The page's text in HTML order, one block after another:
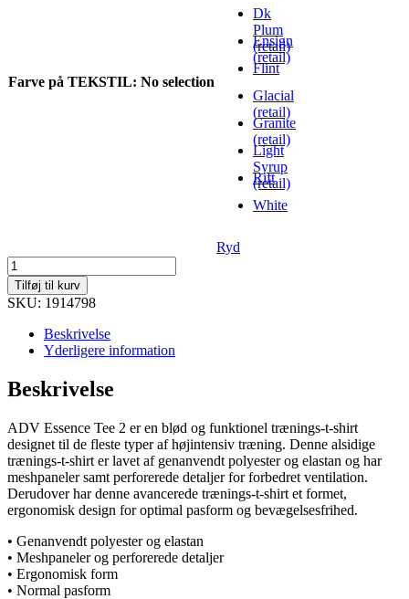
Farve på TEKSTIL: No selection
Dk
Plum
(retail)
Ensign
(retail)
Flint
Glacial
(retail)
Granite
(retail)
Light
Syrup
(retail)
Rift
White
Ryd
ADV
Essence
Ss
Tee
Tilføj til kurv
SKU: 1914798
Beskrivelse
Yderligere information
Beskrivelse
ADV Essence Tee 2 er en blød og funktionel trænings-t-shirt
designet til de fleste typer af højintensiv træning. Denne alsidige
trænings-t-shirt er lavet af genanvendt polyester og elastan og har
meshpaneler samt perforerede detaljer for forbedret ventilation.
Derudover har denne avancerede trænings-t-shirt et formet,
ergonomisk design for optimal pasform og bevægelsesfrihed.
• Genanvendt polyester og elastan
• Meshpaneler og perforerede detaljer
• Ergonomisk form
• Normal pasform